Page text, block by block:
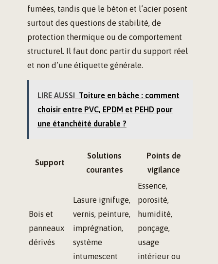
fumées, tandis que le béton et l’acier posent
surtout des questions de stabilité, de
protection thermique ou de comportement
structurel. Il faut donc partir du support réel
et non d’une étiquette générale.
LIRE AUSSI Toiture en bâche : comment
choisir entre PVC, EPDM et PEHD pour
une étanchéité durable ?
Support
Solutions
courantes
Points de
vigilance
Bois et
panneaux
dérivés
Lasure ignifuge,
vernis, peinture,
imprégnation,
système
intumescent
Essence,
porosité,
humidité,
ponçage,
usage
intérieur ou